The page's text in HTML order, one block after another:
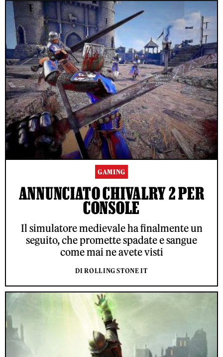
GAMING
ANNUNCIATO CHIVALRY 2 PER
CONSOLE
Il simulatore medievale ha finalmente un
seguito, che promette spadate e sangue
come mai ne avete visti
DI ROLLING STONE IT